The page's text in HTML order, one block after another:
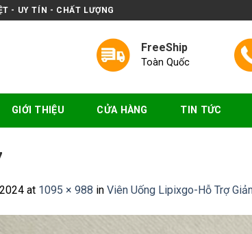
- UY TÍN - CHẤT LƯỢNG
FreeShip
Toàn Quốc
GIỚI THIỆU CỬA HÀNG TIN TỨC
at 1095 × 988 in Viên Uống Lipixgo-Hỗ Trợ